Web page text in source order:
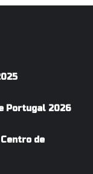
Portugal 2026
de